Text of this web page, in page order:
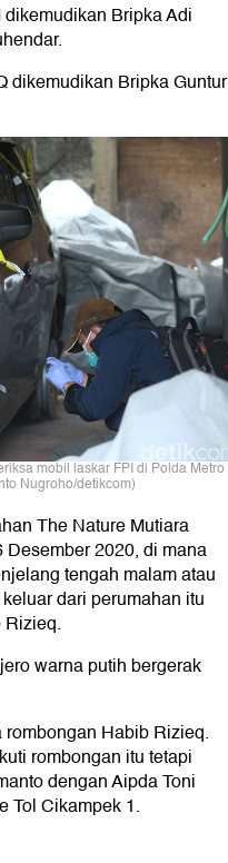
Bripka Adi
dikemudikan Bripka Guntur
mobil laskar FPI di Polda Metro
Nugroho/detikcom)
The Nature Mutiara
2020, di mana
tengah malam atau
dari perumahan itu
warna putih bergerak
Habib Rizieq.
rombongan itu tetapi
dengan Aipda Toni
Tol Cikampek 1.